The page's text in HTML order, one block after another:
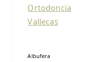
Ortodoncia
Vallecas
Albufera